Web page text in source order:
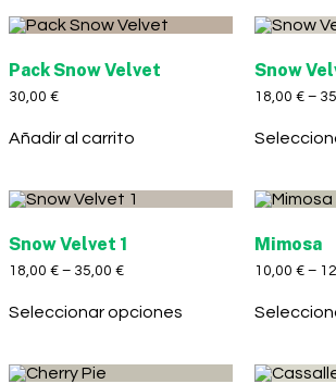
Pack Snow Velvet
30,00 €
Añadir al carrito
Snow
18,00 € –
Snow Velvet 1
18,00 € – 35,00 €
Seleccionar opciones
Mimosa
10,00 € –